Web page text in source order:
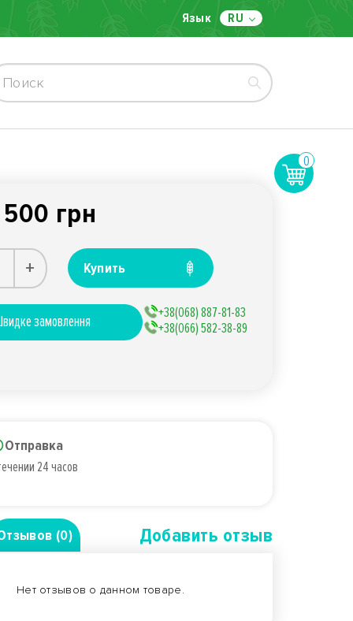
Язык RU
0
500 грн
+ Купить
замовлення
+38(068) 887-81-83
+38(066) 582-38-89
Отправка
24 часов
(0) Добавить отзыв
Нет отзывов о данном товаре.